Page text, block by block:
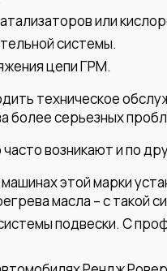
или
системы.
цепи ГРМ.
техническое
более серьезных
возникают и по
этой марки
масла – с такой
подвески. С